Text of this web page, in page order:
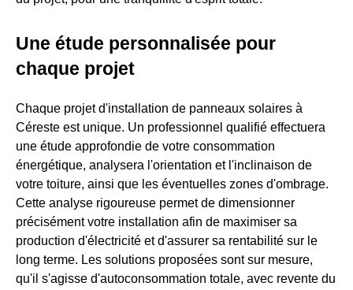
Une étude personnalisée pour
chaque projet
Chaque projet d'installation de panneaux solaires à
Céreste est unique. Un professionnel qualifié effectuera
une étude approfondie de votre consommation
énergétique, analysera l'orientation et l'inclinaison de
votre toiture, ainsi que les éventuelles zones d'ombrage.
Cette analyse rigoureuse permet de dimensionner
précisément votre installation afin de maximiser sa
production d'électricité et d'assurer sa rentabilité sur le
long terme. Les solutions proposées sont sur mesure,
qu'il s'agisse d'autoconsommation totale, avec revente du